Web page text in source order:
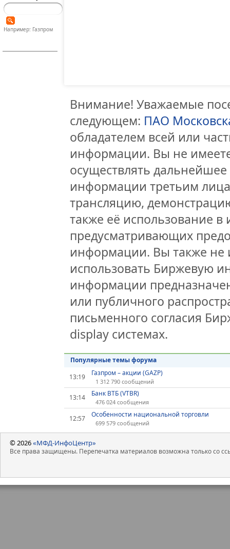
Например: Газпром
Внимание! Уважаемые
следующем: ПАО
обладателем всей или
информации. Вы не
осуществлять
информации третьим
трансляцию,
также её использование
предусматривающих
информации. Вы также не
использовать Биржевую
информации
или публичного
письменного согласия
display системах.
Популярные темы форума
13:19
Газпром – акции (GAZP)
1 312 790 сообщений
13:14 Банк ВТБ (VTBR)
476 024 сообщения
12:57 Особенности национальной торговли
699 579 сообщений
© 2026«МФД-ИнфоЦентр»
Все права защищены. Перепечатка материалов возможна только со